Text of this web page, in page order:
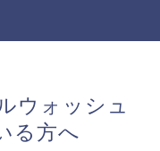
ウォッシュ
る方へ